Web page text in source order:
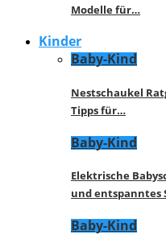
Modelle für…
Kinder
Baby-Kind
Nestschaukel
Tipps für…
Baby-Kind
Elektrische
und entspanntes
Baby-Kind